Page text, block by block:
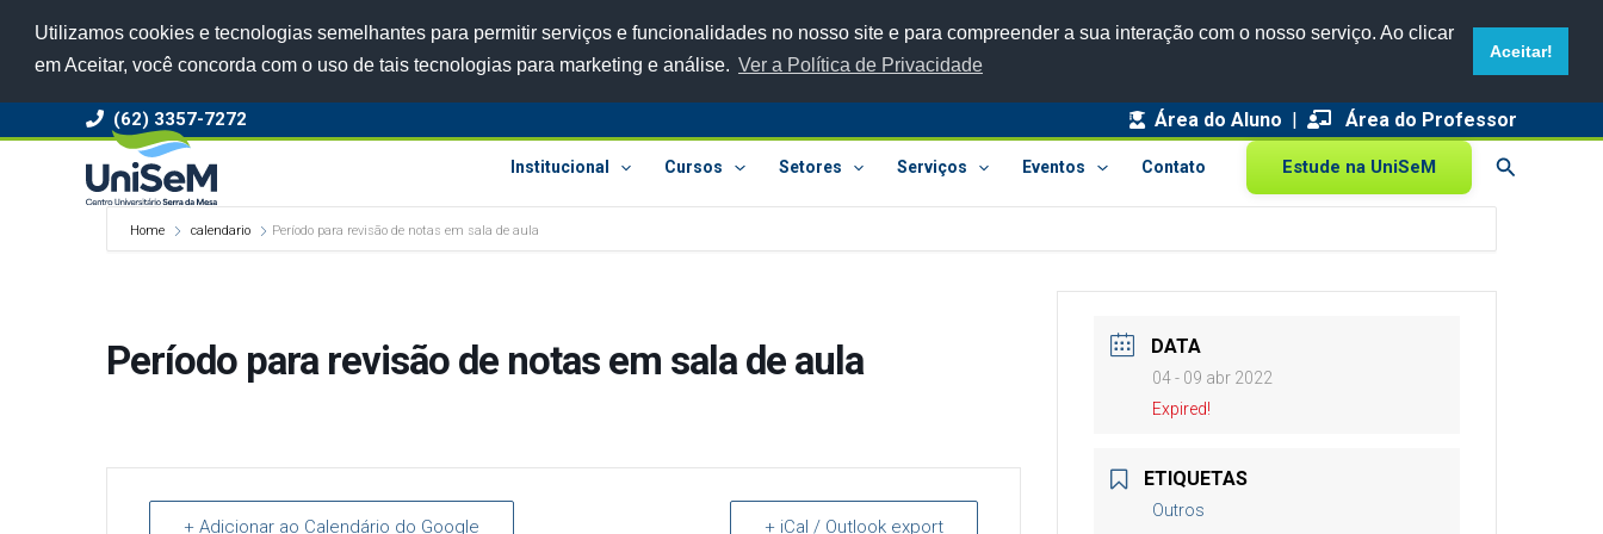
Utilizamos cookies e tecnologias semelhantes para permitir serviços e funcionalidades no nosso site e para compreender a sua interação com o nosso serviço. Ao clicar
em Aceitar, você concorda com o uso de tais tecnologias para marketing e análise. Ver a Política de Privacidade
Aceitar!
(62) 3357-7272 Área do Aluno | Área do Professor
Institucional Cursos Setores Serviços Eventos Contato Estude na UniSeM Pesquisar
Home calendario Período para revisão de notas em sala de aula
Período para revisão de notas em sala de aula
+ Adicionar ao Calendário do Google + iCal / Outlook export
DATA
04 - 09 abr 2022
Expired!
ETIQUETAS
Outros